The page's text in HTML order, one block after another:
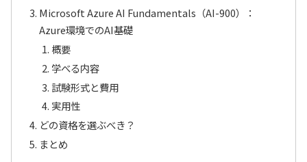
Microsoft Azure AI Fundamentals（AI-900）：
Azure環境でのAI基礎
概要
学べる内容
試験形式と費用
実用性
どの資格を選ぶべき？
まとめ